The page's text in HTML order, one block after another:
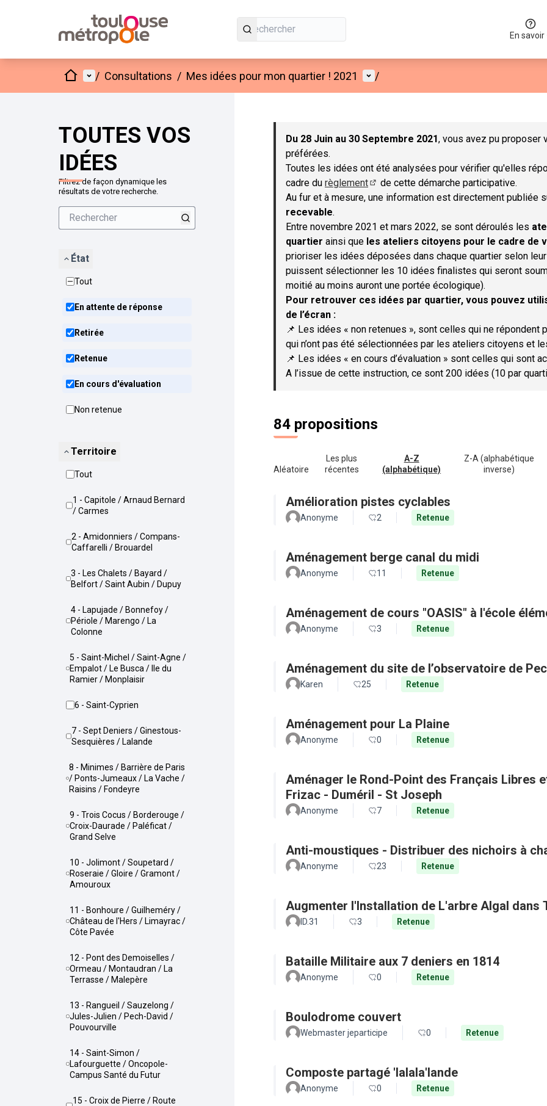
En savoir
AccueilMenu principal
/ Consultations / Mes idées pour mon quartier ! 2021 Menu utilisateur
/
TOUTES VOS
IDÉES
Filtrez de façon dynamique les
résultats de votre recherche.
État
Tout
En attente de réponse
Retirée
Retenue
En cours d'évaluation
Non retenue
Territoire
Tout
1 - Capitole / Arnaud Bernard
/ Carmes
2 - Amidonniers / Compans-
Caffarelli / Brouardel
3 - Les Chalets / Bayard /
Belfort / Saint Aubin / Dupuy
4 - Lapujade / Bonnefoy /
Périole / Marengo / La
Colonne
5 - Saint-Michel / Saint-Agne /
Empalot / Le Busca / Ile du
Ramier / Monplaisir
6 - Saint-Cyprien
7 - Sept Deniers / Ginestous-
Sesquières / Lalande
8 - Minimes / Barrière de Paris
/ Ponts-Jumeaux / La Vache /
Raisins / Fondeyre
9 - Trois Cocus / Borderouge /
Croix-Daurade / Paléficat /
Grand Selve
10 - Jolimont / Soupetard /
Roseraie / Gloire / Gramont /
Amouroux
11 - Bonhoure / Guilheméry /
Château de l'Hers / Limayrac /
Côte Pavée
12 - Pont des Demoiselles /
Ormeau / Montaudran / La
Terrasse / Malepère
13 - Rangueil / Sauzelong /
Jules-Julien / Pech-David /
Pouvourville
14 - Saint-Simon /
Lafourguette / Oncopole-
Campus Santé du Futur
15 - Croix de Pierre / Route
Passer la carte
Du 28 Juin au 30 Septembre 2021, vous avez pu proposer
préférées.
Toutes les idées ont été analysées pour vérifier qu'elles
cadre du règlement
(S'ouvre dans un nouvel onglet)
de cette démarche participative.
Au fur et à mesure, une information est directement publiée
recevable.
Entre novembre 2021 et mars 2022, se sont déroulés les
quartier ainsi que les ateliers citoyens pour le cadre de
prioriser les idées déposées dans chaque quartier selon
puissent sélectionner les 10 idées finalistes qui seront
moitié au moins auront une portée écologique).
Pour retrouver ces idées par quartier, vous pouvez
de l’écran :
📌 Les idées « non retenues », sont celles qui ne
qui n’ont pas été sélectionnées par les ateliers citoyens et
📌 Les idées « en cours d’évaluation » sont celles qui sont
A l’issue de cette instruction, ce sont 200 idées (10 par
84 propositions
Aléatoire
Les plus
récentes
A-Z
(alphabétique)
Z-A (alphabétique
inverse)
Amélioration pistes cyclables
Anonyme 2 Retenue
Aménagement berge canal du midi
Anonyme 11 Retenue
Aménagement de cours "OASIS" à l'école
Anonyme 3 Retenue
Aménagement du site de l’observatoire de
Karen 25 Retenue
Aménagement pour La Plaine
Anonyme 0 Retenue
Aménager le Rond-Point des Français Libres
Frizac - Duméril - St Joseph
Anonyme 7 Retenue
Anti-moustiques - Distribuer des nichoirs à
Anonyme 23 Retenue
Augmenter l'Installation de L'arbre Algal dans
ID.31 3 Retenue
Bataille Militaire aux 7 deniers en 1814
Anonyme 0 Retenue
Boulodrome couvert
Webmaster jeparticipe 0 Retenue
Composte partagé 'lalala'lande
Anonyme 0 Retenue